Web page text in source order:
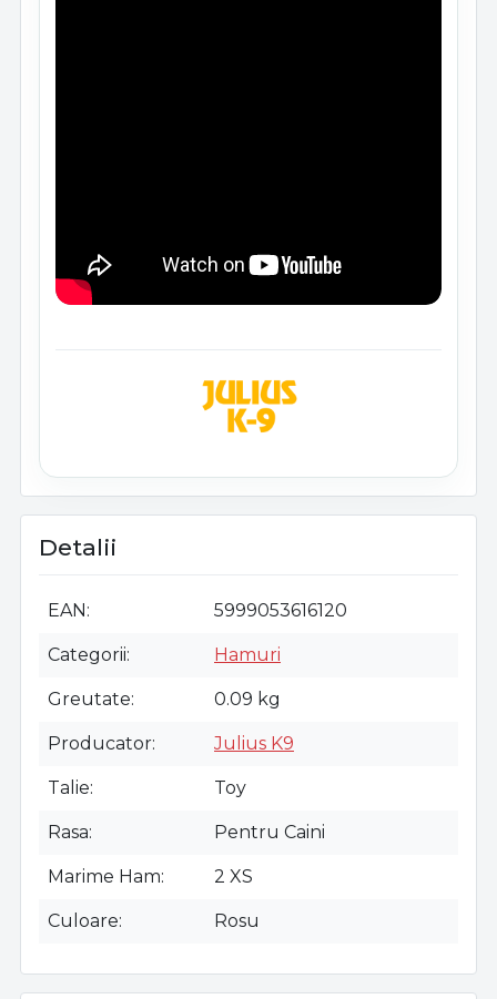
Detalii
EAN 5999053616120
Categorii Hamuri
Greutate 0.09 kg
Producator Julius K9
Talie Toy
Rasa Pentru Caini
Marime Ham 2 XS
Culoare Rosu